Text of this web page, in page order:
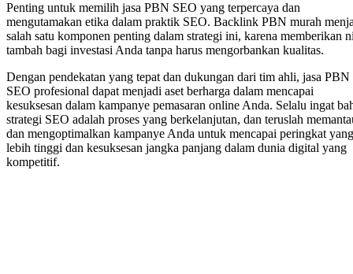
Penting untuk memilih jasa PBN SEO yang terpercaya dan
mengutamakan etika dalam praktik SEO. Backlink PBN murah
salah satu komponen penting dalam strategi ini, karena memberikan
tambah bagi investasi Anda tanpa harus mengorbankan kualitas.
Dengan pendekatan yang tepat dan dukungan dari tim ahli, jasa PBN
SEO profesional dapat menjadi aset berharga dalam mencapai
kesuksesan dalam kampanye pemasaran online Anda. Selalu ingat
strategi SEO adalah proses yang berkelanjutan, dan teruslah
dan mengoptimalkan kampanye Anda untuk mencapai peringkat yang
lebih tinggi dan kesuksesan jangka panjang dalam dunia digital yang
kompetitif.